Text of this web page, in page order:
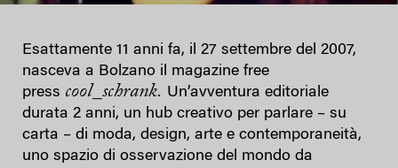
Esattamente 11 anni fa, il 27 settembre del 2007,
nasceva a Bolzano il magazine free
press cool_schrank. Un’avventura editoriale
durata 2 anni, un hub creativo per parlare – su
carta – di moda, design, arte e contemporaneità,
uno spazio di osservazione del mondo da